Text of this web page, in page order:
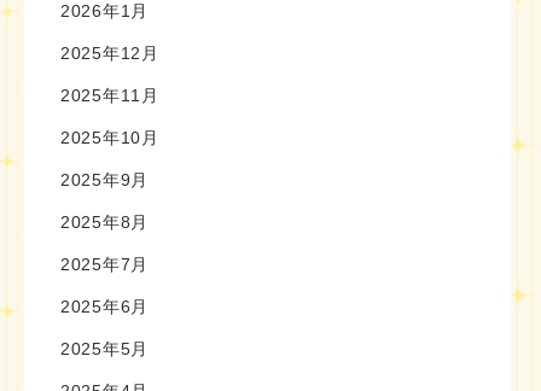
2026年1月
2025年12月
2025年11月
2025年10月
2025年9月
2025年8月
2025年7月
2025年6月
2025年5月